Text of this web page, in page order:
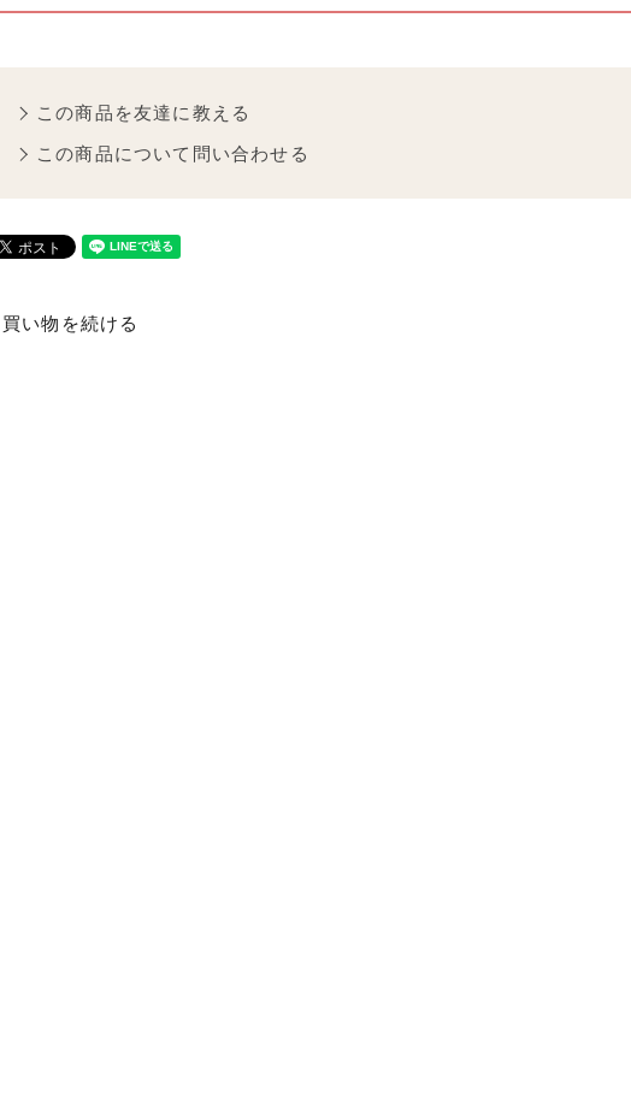
この商品を友達に教える
この商品について問い合わせる
買い物を続ける